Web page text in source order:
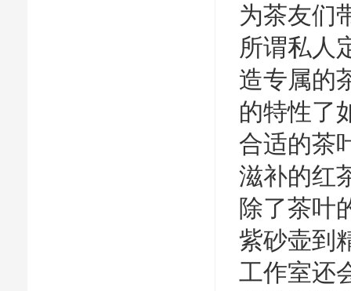
为茶友们
所谓私人
造专属的
的特性了
合适的茶
滋补的红
除了茶叶
紫砂壶到
工作室还